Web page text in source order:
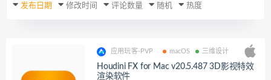
发布日期 修改时间 评论数量 随机 热度
应用玩客-PVP macOS 三维设计
Houdini FX for Mac v20.5.487 3D影视特效
渲染软件